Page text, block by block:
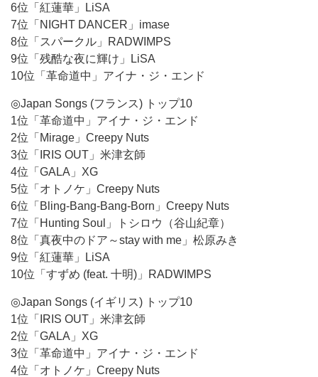
6位「紅蓮華」LiSA
7位「NIGHT DANCER」imase
8位「スパークル」RADWIMPS
9位「残酷な夜に輝け」LiSA
10位「革命道中」アイナ・ジ・エンド
◎Japan Songs (フランス) トップ10
1位「革命道中」アイナ・ジ・エンド
2位「Mirage」Creepy Nuts
3位「IRIS OUT」米津玄師
4位「GALA」XG
5位「オトノケ」Creepy Nuts
6位「Bling-Bang-Bang-Born」Creepy Nuts
7位「Hunting Soul」トシロウ（谷山紀章）
8位「真夜中のドア～stay with me」松原みき
9位「紅蓮華」LiSA
10位「すずめ (feat. 十明)」RADWIMPS
◎Japan Songs (イギリス) トップ10
1位「IRIS OUT」米津玄師
2位「GALA」XG
3位「革命道中」アイナ・ジ・エンド
4位「オトノケ」Creepy Nuts